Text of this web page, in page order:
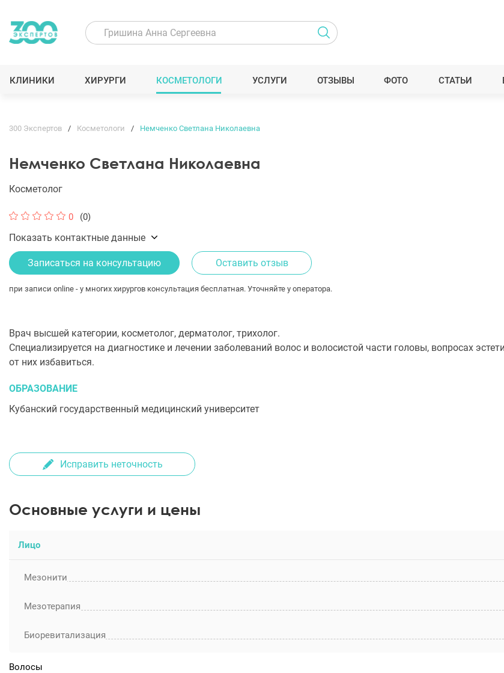
КЛИНИКИ ХИРУРГИ КОСМЕТОЛОГИ УСЛУГИ ОТЗЫВЫ ФОТО СТАТЬИ
300 Экспертов Косметологи Немченко Светлана Николаевна
Немченко Светлана Николаевна
Косметолог
0 (0)
Показать контактные данные
Записаться на консультацию Оставить отзыв
при записи online - у многих хирургов консультация бесплатная. Уточняйте у оператора.
Врач высшей категории, косметолог, дерматолог, трихолог.
Специализируется на диагностике и лечении заболеваний волос и волосистой части головы, вопросах
от них избавиться.
ОБРАЗОВАНИЕ
Кубанский государственный медицинский университет
Исправить неточность
Основные услуги и цены
Лицо
Мезонити
Мезотерапия
Биоревитализация
Волосы